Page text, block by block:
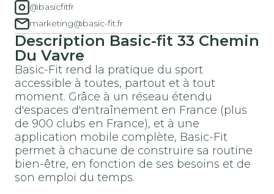
@basicfitfr
marketing@basic-fit.fr
Description Basic-fit 33 Chemin
Du Vavre
Basic-Fit rend la pratique du sport
accessible à toutes, partout et à tout
moment. Grâce à un réseau étendu
d'espaces d'entraînement en France (plus
de 900 clubs en France), et à une
application mobile complète, Basic-Fit
permet à chacune de construire sa routine
bien-être, en fonction de ses besoins et de
son emploi du temps.